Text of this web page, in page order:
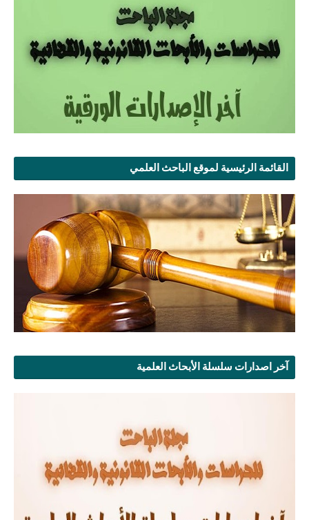
القائمة الرئيسية لموقع الباحث العلمي
آخر اصدارات سلسلة الأبحاث العلمية